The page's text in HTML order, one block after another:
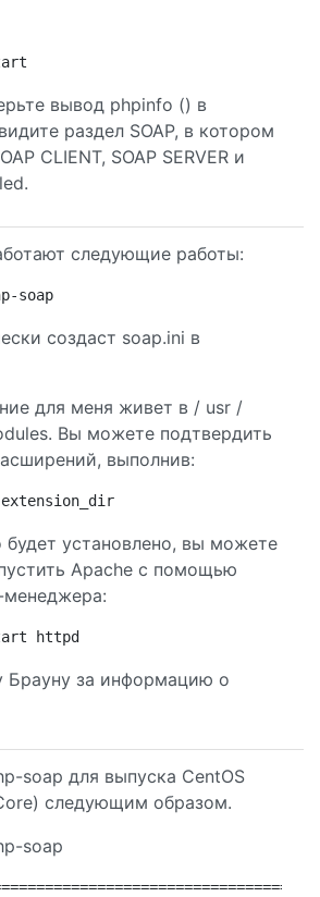
вывод phpinfo () в
раздел SOAP, в котором
CLIENT, SOAP SERVER и
следующие работы:
soap
создаст soap.ini в
для меня живет в / usr /
Вы можете подтвердить
выполнив:
будет установлено, вы можете
Apache с помощью
менеджера:
httpd
Брауну за информацию о
soap для выпуска CentOS
следующим образом.
soap